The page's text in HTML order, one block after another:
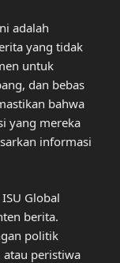
adalah
yang tidak
untuk
dan bebas
bahwa
yang mereka
informasi
Global
berita.
politik
atau peristiwa